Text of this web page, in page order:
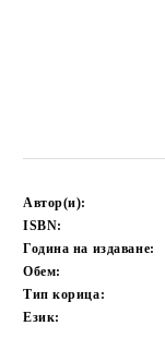
Автор(и):
ISBN:
Година на издаване:
Обем:
Тип корица:
Език: